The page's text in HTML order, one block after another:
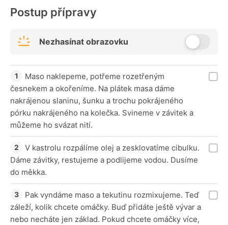
Postup přípravy
Nezhasínat obrazovku
Maso naklepeme, potřeme rozetřeným
česnekem a okořeníme. Na plátek masa dáme
nakrájenou slaninu, šunku a trochu pokrájeného
pórku nakrájeného na kolečka. Svineme v závitek a
můžeme ho svázat nití.
V kastrolu rozpálíme olej a zesklovatíme cibulku.
Dáme závitky, restujeme a podlijeme vodou. Dusíme
do měkka.
Pak vyndáme maso a tekutinu rozmixujeme. Teď
záleží, kolik chcete omáčky. Buď přidáte ještě vývar a
nebo necháte jen základ. Pokud chcete omáčky více,